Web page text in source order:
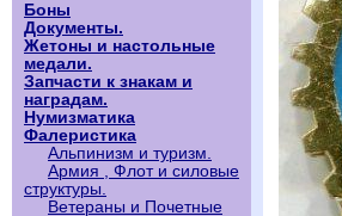
Боны
Документы.
Жетоны и настольные
медали.
Запчасти к знакам и
наградам.
Нумизматика
Фалеристика
Альпинизм и туризм.
Армия , Флот и силовые
структуры.
Ветераны и Почетные